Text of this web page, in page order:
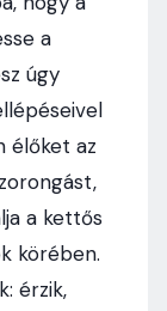
a
úgy
élőket az
a kettős
körében.
érzik,